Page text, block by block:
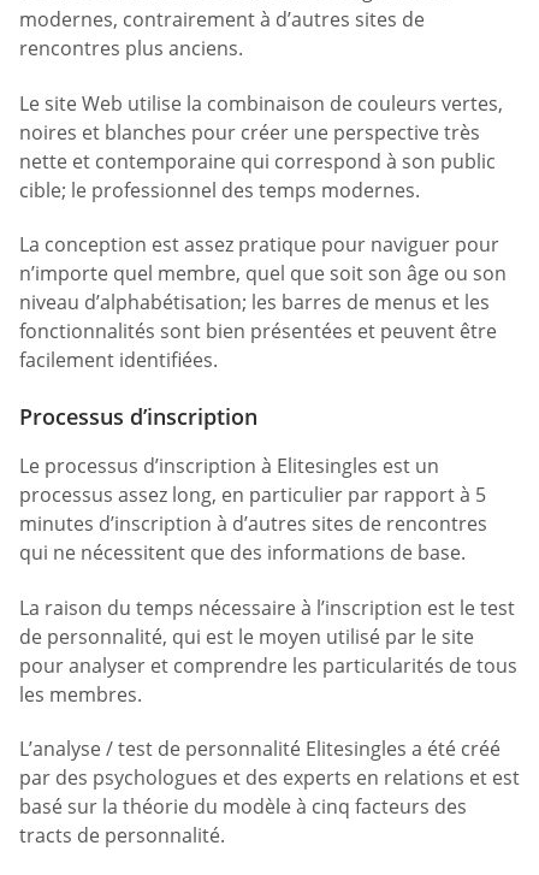
modernes, contrairement à d’autres sites de
rencontres plus anciens.
Le site Web utilise la combinaison de couleurs vertes,
noires et blanches pour créer une perspective très
nette et contemporaine qui correspond à son public
cible; le professionnel des temps modernes.
La conception est assez pratique pour naviguer pour
n’importe quel membre, quel que soit son âge ou son
niveau d’alphabétisation; les barres de menus et les
fonctionnalités sont bien présentées et peuvent être
facilement identifiées.
Processus d’inscription
Le processus d’inscription à Elitesingles est un
processus assez long, en particulier par rapport à 5
minutes d’inscription à d’autres sites de rencontres
qui ne nécessitent que des informations de base.
La raison du temps nécessaire à l’inscription est le test
de personnalité, qui est le moyen utilisé par le site
pour analyser et comprendre les particularités de tous
les membres.
L’analyse / test de personnalité Elitesingles a été créé
par des psychologues et des experts en relations et est
basé sur la théorie du modèle à cinq facteurs des
tracts de personnalité.